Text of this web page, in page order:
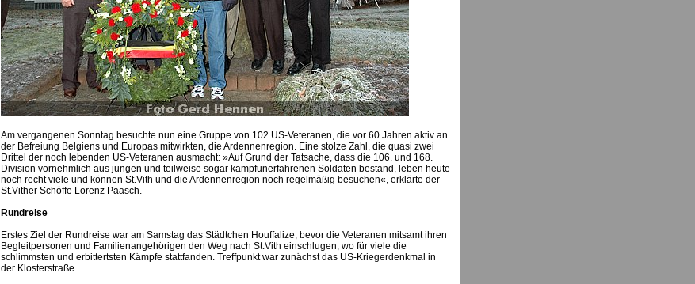
Am vergangenen Sonntag besuchte nun eine Gruppe von 102 US-Veteranen, die vor 60 Jahren aktiv an
der Befreiung Belgiens und Europas mitwirkten, die Ardennenregion. Eine stolze Zahl, die quasi zwei
Drittel der noch lebenden US-Veteranen ausmacht: »Auf Grund der Tatsache, dass die 106. und 168.
Division vornehmlich aus jungen und teilweise sogar kampfunerfahrenen Soldaten bestand, leben heute
noch recht viele und können St.Vith und die Ardennenregion noch regelmäßig besuchen«, erklärte der
St.Vither Schöffe Lorenz Paasch.
Rundreise
Erstes Ziel der Rundreise war am Samstag das Städtchen Houffalize, bevor die Veteranen mitsamt ihren
Begleitpersonen und Familienangehörigen den Weg nach St.Vith einschlugen, wo für viele die
schlimmsten und erbittertsten Kämpfe stattfanden. Treffpunkt war zunächst das US-Kriegerdenkmal in
der Klosterstraße.